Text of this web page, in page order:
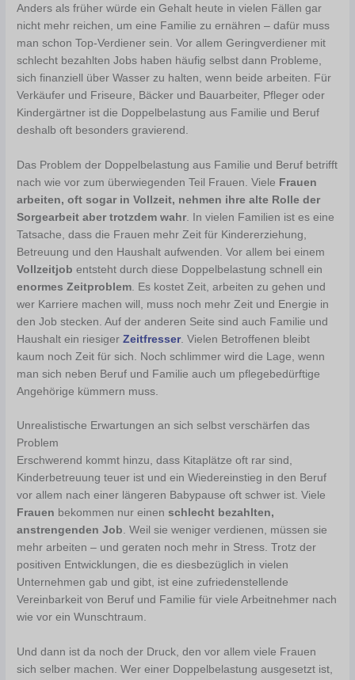
Anders als früher würde ein Gehalt heute in vielen Fällen gar
nicht mehr reichen, um eine Familie zu ernähren – dafür muss
man schon Top-Verdiener sein. Vor allem Geringverdiener mit
schlecht bezahlten Jobs haben häufig selbst dann Probleme,
sich finanziell über Wasser zu halten, wenn beide arbeiten. Für
Verkäufer und Friseure, Bäcker und Bauarbeiter, Pfleger oder
Kindergärtner ist die Doppelbelastung aus Familie und Beruf
deshalb oft besonders gravierend.
Das Problem der Doppelbelastung aus Familie und Beruf betrifft
nach wie vor zum überwiegenden Teil Frauen. Viele Frauen
arbeiten, oft sogar in Vollzeit, nehmen ihre alte Rolle der
Sorgearbeit aber trotzdem wahr . In vielen Familien ist es eine
Tatsache, dass die Frauen mehr Zeit für Kindererziehung,
Betreuung und den Haushalt aufwenden. Vor allem bei einem
Vollzeitjob entsteht durch diese Doppelbelastung schnell ein
enormes Zeitproblem . Es kostet Zeit, arbeiten zu gehen und
wer Karriere machen will, muss noch mehr Zeit und Energie in
den Job stecken. Auf der anderen Seite sind auch Familie und
Haushalt ein riesigerZeitfresser. Vielen Betroffenen bleibt
kaum noch Zeit für sich. Noch schlimmer wird die Lage, wenn
man sich neben Beruf und Familie auch um pflegebedürftige
Angehörige kümmern muss.
Unrealistische Erwartungen an sich selbst verschärfen das
Problem
Erschwerend kommt hinzu, dass Kitaplätze oft rar sind,
Kinderbetreuung teuer ist und ein Wiedereinstieg in den Beruf
vor allem nach einer längeren Babypause oft schwer ist. Viele
Frauen bekommen nur einenschlecht bezahlten,
anstrengenden Job. Weil sie weniger verdienen, müssen sie
mehr arbeiten – und geraten noch mehr in Stress. Trotz der
positiven Entwicklungen, die es diesbezüglich in vielen
Unternehmen gab und gibt, ist eine zufriedenstellende
Vereinbarkeit von Beruf und Familie für viele Arbeitnehmer nach
wie vor ein Wunschtraum.
Und dann ist da noch der Druck, den vor allem viele Frauen
sich selber machen. Wer einer Doppelbelastung ausgesetzt ist,